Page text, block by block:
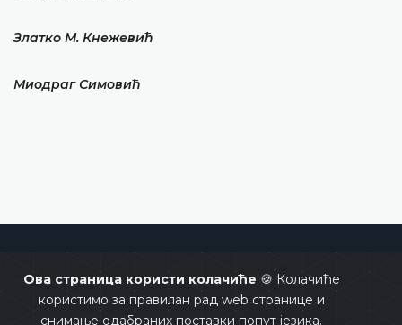
Ова страница користи колачиће 🍪 Колачиће
користимо за правилан рад web странице и
снимање одабраних поставки попут језика.
Златко М. Кнежевић
Миодраг Симовић